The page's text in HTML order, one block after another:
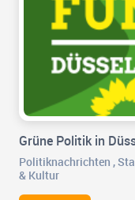
Grüne Politik in
Politiknachrichten ,
& Kultur